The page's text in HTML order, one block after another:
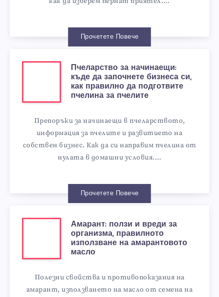
Прочетете Повече
Пчеларство за начинаещи:
къде да започнете бизнеса си,
как правилно да подготвите
пчелина за пчелите
Препоръки за начинаещи в пчеларството,
информация за пчелите и развитието на
собствен бизнес. Как да си направим пчелина от
нулата в домашни условия.…
Прочетете Повече
Амарант: ползи и вреди за
организма, правилното
използване на амарантовото
масло
Полезни свойства и противопоказания на
амарант, използването на масло от семена на